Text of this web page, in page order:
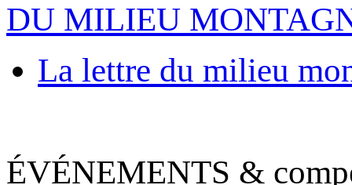
DU MILIEU
La lettre du milieu
ÉVÉNEMENTS &